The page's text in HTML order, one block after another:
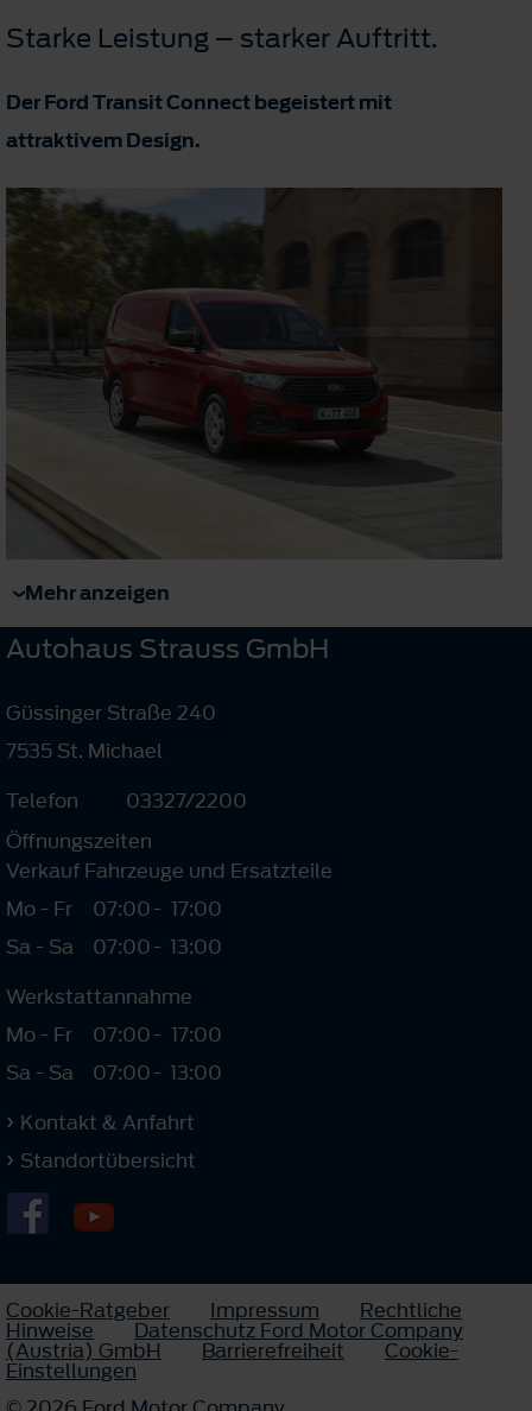
Starke Leistung – starker Auftritt.
Der Ford Transit Connect begeistert mit
attraktivem Design.
Mehr anzeigen
Autohaus Strauss GmbH
Güssinger Straße 240
7535 St. Michael
Telefon
03327/2200
Öffnungszeiten
Verkauf Fahrzeuge und Ersatzteile
Mo - Fr
07:00- 17:00
Sa - Sa
07:00- 13:00
Werkstattannahme
Mo - Fr
07:00- 17:00
Sa - Sa
07:00- 13:00
Kontakt & Anfahrt
Standortübersicht
Cookie-Ratgeber Impressum Rechtliche
Hinweise Datenschutz Ford Motor Company
(Austria) GmbH Barrierefreiheit Cookie-
Einstellungen